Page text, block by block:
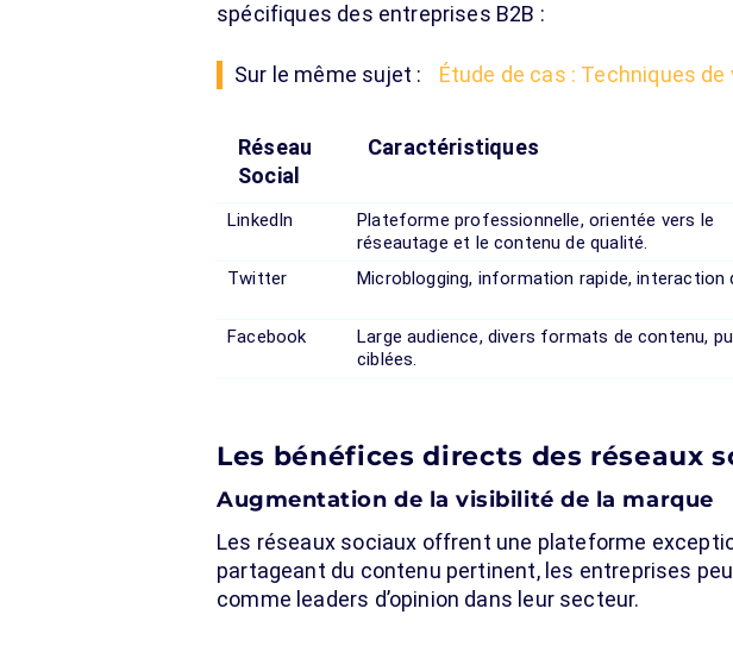
spécifiques des entreprises B2B :
Sur le même sujet : Étude de cas : Techniques
Réseau
Social
Caractéristiques
LinkedIn
Plateforme professionnelle, orientée vers le
réseautage et le contenu de qualité.
Twitter
Microblogging, information rapide, interaction
Facebook
Large audience, divers formats de contenu,
ciblées.
Les bénéfices directs des réseaux
Augmentation de la visibilité de la marque
Les réseaux sociaux offrent une plateforme
partageant du contenu pertinent, les entreprises
comme leaders d’opinion dans leur secteur.